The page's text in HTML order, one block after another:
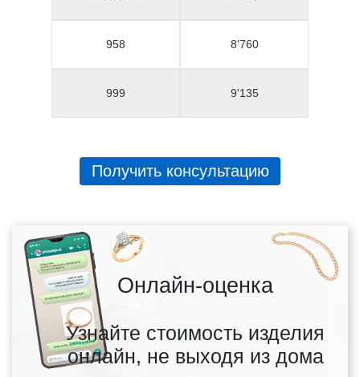
958 8'760
999 9'135
Получить консультацию
Онлайн-оценка
Узнайте стоимость изделия
онлайн, не выходя из дома